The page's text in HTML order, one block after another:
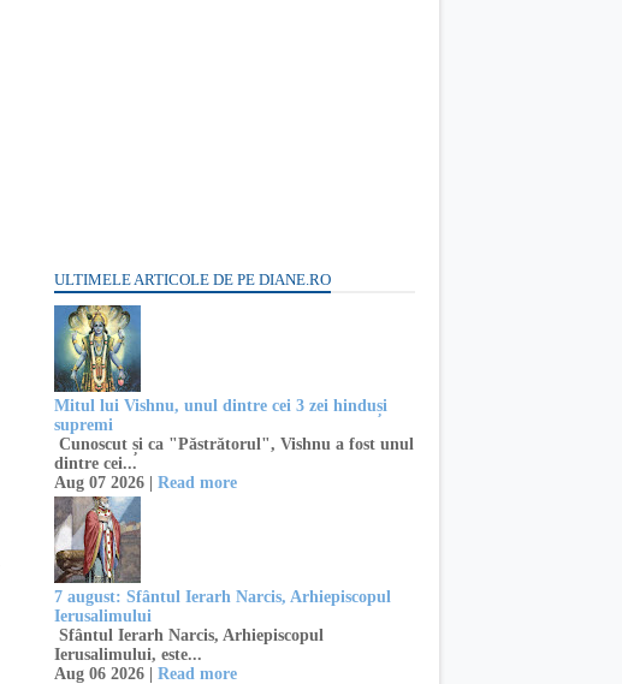
ULTIMELE ARTICOLE DE PE DIANE.RO
Mitul lui Vishnu, unul dintre cei 3 zei hinduși
supremi
Cunoscut și ca "Păstrătorul", Vishnu a fost unul
dintre cei...
Aug 07 2026 | Read more
7 august: Sfântul Ierarh Narcis, Arhiepiscopul
Ierusalimului
Sfântul Ierarh Narcis, Arhiepiscopul
Ierusalimului, este...
Aug 06 2026 | Read more